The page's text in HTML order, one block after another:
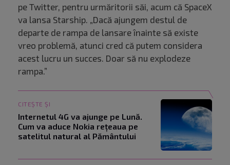
pe Twitter, pentru urmăritorii săi, acum că SpaceX
va lansa Starship. „Dacă ajungem destul de
departe de rampa de lansare înainte să existe
vreo problemă, atunci cred că putem considera
acest lucru un succes. Doar să nu explodeze
rampa.”
CITEȘTE ȘI
Internetul 4G va ajunge pe Lună.
Cum va aduce Nokia rețeaua pe
satelitul natural al Pământului